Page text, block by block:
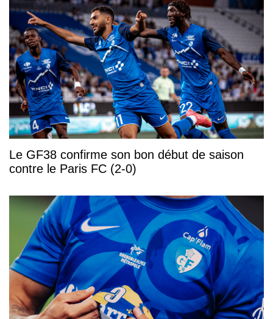
Le GF38 confirme son bon début de saison
contre le Paris FC (2-0)